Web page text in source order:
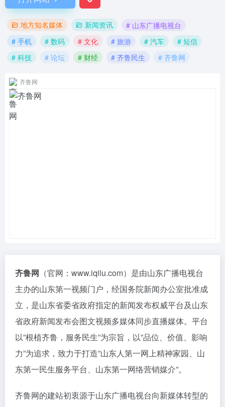
地方知名媒体 新闻资讯
# 山东广播电视台
# 手机
# 数码 # 文化 # 旅游 # 汽车
# 短信
# 科技
# 论坛 # 财经 # 齐鲁民生 # 齐鲁网
齐鲁网
齐鲁网 （官网：www.iqilu.com）是由山东广播电视台
主办的山东第一视频门户，经国务院新闻办公室批准成
立，是山东省委省政府指定的新闻发布权威平台及山东
省政府新闻发布会图文视频多媒体同步直播媒体。平台
以”根植齐鲁，服务民生”为宗旨，以”品位、价值、影响
力”为追求，致力于打造”山东人第一网上精神家园、山
东第一民生服务平台、山东第一网络营销媒介”。
齐鲁网的建站初衷源于山东广播电视台向新媒体转型的